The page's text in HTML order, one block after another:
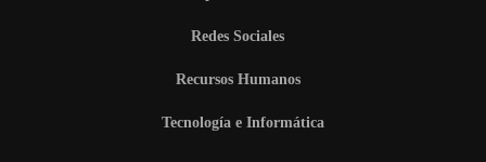
Redes Sociales
Recursos Humanos
Tecnología e Informática